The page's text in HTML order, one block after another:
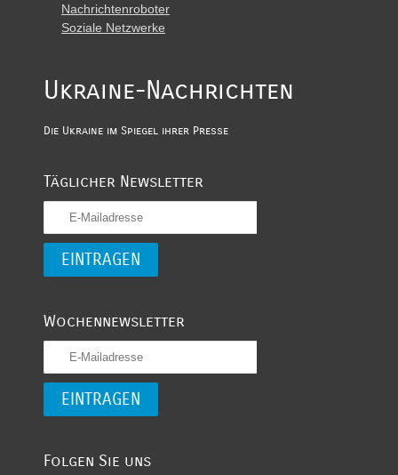
Nachrichtenroboter
Soziale Netzwerke
Ukraine-Nachrichten
Die Ukraine im Spiegel ihrer Presse
Täglicher Newsletter
Wochennewsletter
Folgen Sie uns